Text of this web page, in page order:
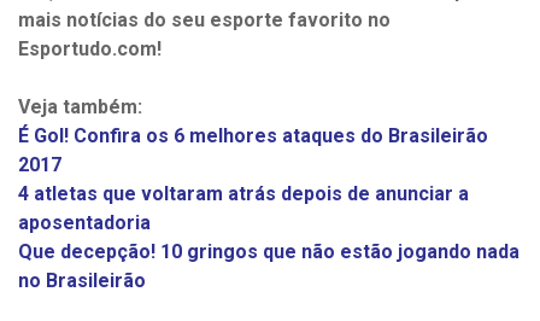
mais notícias do seu esporte favorito no
Esportudo.com!
Veja também:
É Gol! Confira os 6 melhores ataques do Brasileirão
2017
4 atletas que voltaram atrás depois de anunciar a
aposentadoria
Que decepção! 10 gringos que não estão jogando nada
no Brasileirão